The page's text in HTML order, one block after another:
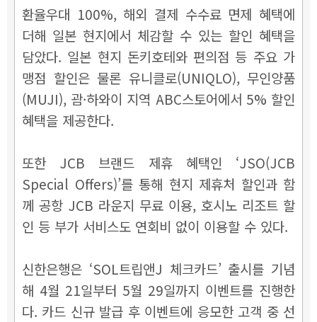
환율우대 100%, 해외 결제 수수료 면제 혜택에
더해 일본 현지에서 체감할 수 있는 할인 혜택을
담았다. 일본 현지 돈키호테와 편의점 등 주요 가
맹점 할인은 물론 유니클로(UNIQLO), 무인양품
(MUJI), 괌·하와이 지역 ABC스토어에서 5% 할인
혜택을 제공한다.
또한 JCB 브랜드 제휴 혜택인 ‘JSO(JCB
Special Offers)’를 통해 현지 제휴처 할인과 함
께 공항 JCB 라운지 무료 이용, 호시노 리조트 할
인 등 부가 서비스도 연회비 없이 이용할 수 있다.
신한은행은 ‘SOL트립앤J 체크카드’ 출시를 기념
해 4월 21일부터 5월 29일까지 이벤트를 진행한
다. 카드 신규 발급 후 이벤트에 응모한 고객 중 선